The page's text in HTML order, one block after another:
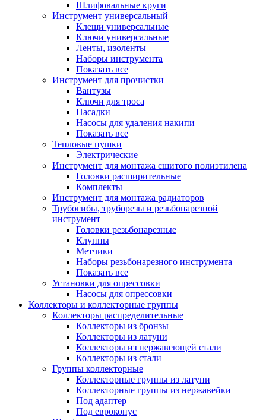
Шлифовальные круги
Инструмент универсальный
Клещи универсальные
Ключи универсальные
Ленты, изоленты
Наборы инструмента
Показать все
Инструмент для прочистки
Вантузы
Ключи для троса
Насадки
Насосы для удаления накипи
Показать все
Тепловые пушки
Электрические
Инструмент для монтажа сшитого полиэтилена
Головки расширительные
Комплекты
Инструмент для монтажа радиаторов
Трубогибы, труборезы и резьбонарезной
инструмент
Головки резьбонарезные
Клуппы
Метчики
Наборы резьбонарезного инструмента
Показать все
Установки для опрессовки
Насосы для опрессовки
Коллекторы и коллекторные группы
Коллекторы распределительные
Коллекторы из бронзы
Коллекторы из латуни
Коллекторы из нержавеющей стали
Коллекторы из стали
Группы коллекторные
Коллекторные группы из латуни
Коллекторные группы из нержавейки
Под адаптер
Под евроконус